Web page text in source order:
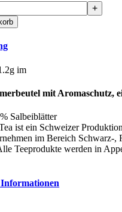
im
mit Aromaschutz,
Salbeiblätter
ist ein Schweizer
im Bereich Schwarz-,
Teeprodukte werden in